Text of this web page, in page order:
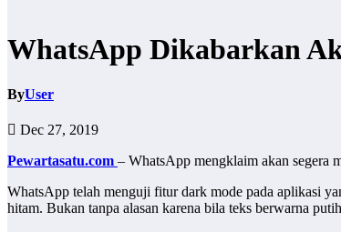
WhatsApp Dikabarkan
ByUser
Dec 27, 2019
Pewartasatu.com – WhatsApp mengklaim akan segera
WhatsApp telah menguji fitur dark mode pada aplikasi
hitam. Bukan tanpa alasan karena bila teks berwarna